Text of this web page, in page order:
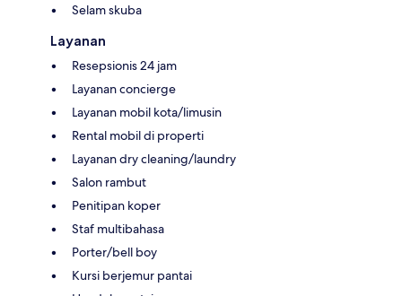
Selam skuba
Layanan
Resepsionis 24 jam
Layanan concierge
Layanan mobil kota/limusin
Rental mobil di properti
Layanan dry cleaning/laundry
Salon rambut
Penitipan koper
Staf multibahasa
Porter/bell boy
Kursi berjemur pantai